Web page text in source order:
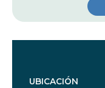
UBICACIÓN